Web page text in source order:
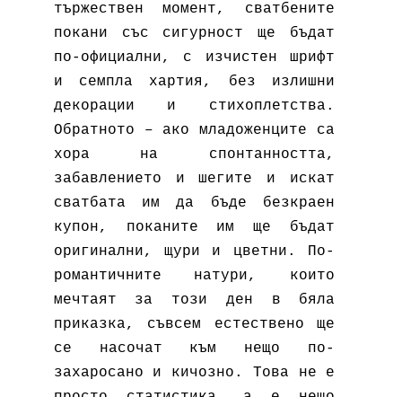
тържествен момент, сватбените
покани със сигурност ще бъдат
по-официални, с изчистен шрифт
и семпла хартия, без излишни
декорации и стихоплетства.
Обратното – ако младоженците са
хора на спонтанността,
забавлението и шегите и искат
сватбата им да бъде безкраен
купон, поканите им ще бъдат
оригинални, щури и цветни. По-
романтичните натури, които
мечтаят за този ден в бяла
приказка, съвсем естествено ще
се насочат към нещо по-
захаросано и кичозно. Това не е